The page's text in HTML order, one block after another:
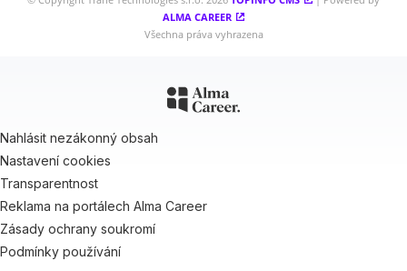
ALMA CAREER
Všechna práva vyhrazena
Nahlásit nezákonný obsah
Nastavení cookies
Transparentnost
Reklama na portálech Alma Career
Zásady ochrany soukromí
Podmínky používání